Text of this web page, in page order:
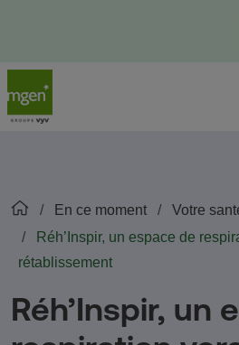
En ce moment
Votre
Réh’Inspir, un espace de
rétablissement
Réh’Inspir, un